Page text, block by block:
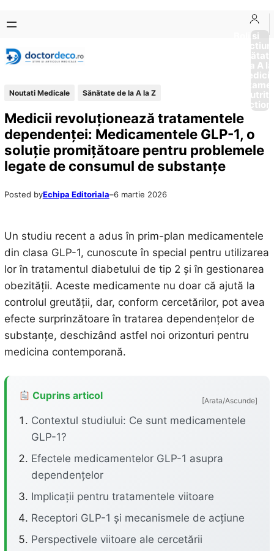
conținut
content
Boli si
Afectiuni
Sănătate
de la A
Noutati Medicale Sănătate de la A la Z
Medicii revoluționează tratamentele
dependenței: Medicamentele GLP-1, o
soluție promițătoare pentru problemele
legate de consumul de substanțe
Posted byEchipa Editoriala–6 martie 2026
Un studiu recent a adus în prim-plan medicamentele
din clasa GLP-1, cunoscute în special pentru utilizarea
lor în tratamentul diabetului de tip 2 și în gestionarea
obezității. Aceste medicamente nu doar că ajută la
controlul greutății, dar, conform cercetărilor, pot avea
efecte surprinzătoare în tratarea dependențelor de
substanțe, deschizând astfel noi orizonturi pentru
medicina contemporană.
Cuprins articol [Arata/Ascunde]
Contextul studiului: Ce sunt medicamentele
GLP-1?
Efectele medicamentelor GLP-1 asupra
dependențelor
Implicații pentru tratamentele viitoare
Receptori GLP-1 și mecanismele de acțiune
Perspectivele viitoare ale cercetării